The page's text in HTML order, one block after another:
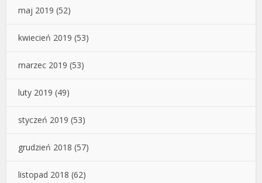
maj 2019 (52)
kwiecień 2019 (53)
marzec 2019 (53)
luty 2019 (49)
styczeń 2019 (53)
grudzień 2018 (57)
listopad 2018 (62)